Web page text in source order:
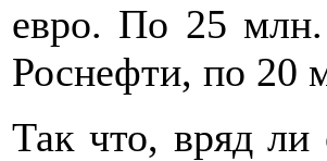
евро. По 25 млн.
Роснефти, по 20
Так что, вряд ли